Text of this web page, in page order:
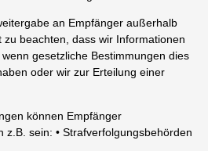
an Empfänger außerhalb
beachten, dass wir Informationen
gesetzliche Bestimmungen dies
oder wir zur Erteilung einer
können Empfänger
z.B. sein: • Strafverfolgungsbehörden